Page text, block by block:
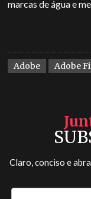
marcas de água e
Adobe Adobe
Claro, conciso e